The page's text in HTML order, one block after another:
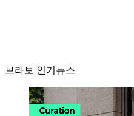
브라보 인기뉴스